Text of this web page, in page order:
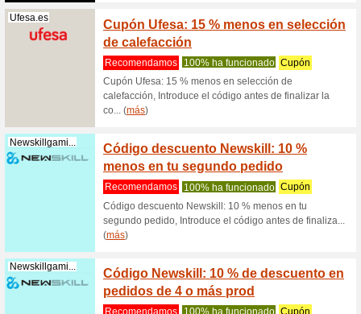
Disfruta
(más
Pcbox.com